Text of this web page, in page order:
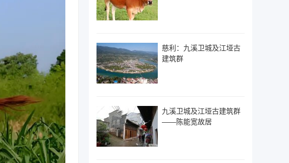
慈利：九溪卫城及江垭古
建筑群
九溪卫城及江垭古建筑群
——陈能宽故居